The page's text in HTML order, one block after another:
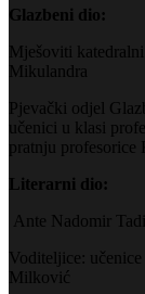
Glazbeni dio:
Mješoviti
Mikulandra
Pjevački odjel
učenici u klasi
pratnju profesorice
Literarni dio:
Ante Nadomir
Voditeljice:
Milković